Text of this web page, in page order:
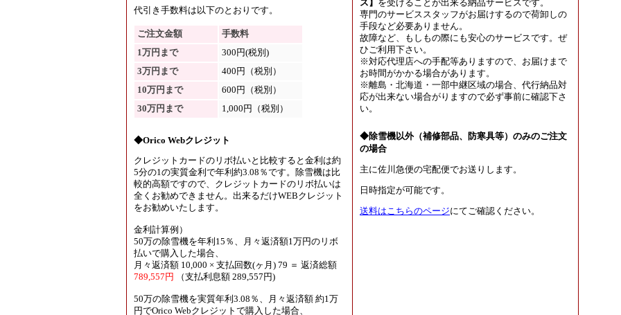
代引き手数料は以下のとおりです。
ご注文金額
手数料
1万円まで
300円(税別)
3万円まで
400円（税別）
10万円まで
600円（税別）
30万円まで
1,000円（税別）
◆Orico Webクレジット
クレジットカードのリボ払いと比較すると金利は約
5分の1の実質金利で年利約3.08％です。除雪機は比
較的高額ですので、クレジットカードのリボ払いは
全くお勧めできません。出来るだけWEBクレジット
をお勧めいたします。
金利計算例）
50万の除雪機を年利15％、月々返済額1万円のリボ
払いで購入した場合、
月々返済額 10,000 × 支払回数(ヶ月) 79 ＝ 返済総額
789,557円
（支払利息額 289,557円)
50万の除雪機を実質年利3.08％、月々返済額 約1万
円でOrico Webクレジットで購入した場合、
ス】 を受けることが出来る納品サービスです。
専門のサービススタッフがお届けするので荷卸しの
手段など必要ありません。
故障など、もしもの際にも安心のサービスです。ぜ
ひご利用下さい。
※対応代理店への手配等ありますので、お届けまで
お時間がかかる場合があります。
※離島・北海道・一部中継区域の場合、代行納品対
応が出来ない場合がりますので必ず事前に確認下さ
い。
◆除雪機以外（補修部品、防寒具等）のみのご注文
の場合
主に佐川急便の宅配便でお送りします。
日時指定が可能です。
送料はこちらのページにてご確認ください。